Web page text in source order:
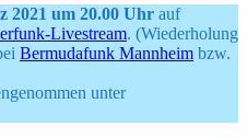
2021 um 20.00 Uhr auf
Livestream. (Wiederholung
Bermudafunk Mannheim bzw.
unter